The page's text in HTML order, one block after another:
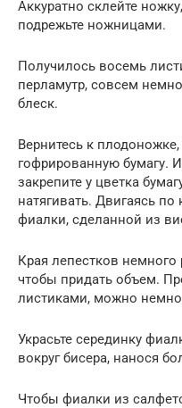
Аккуратно склейте
подрежьте ножницами.
Получилось восемь
перламутр, совсем
блеск.
Вернитесь к
гофрированную бумагу.
закрепите у цветка
натягивать. Двигаясь по
фиалки, сделанной из
Края лепестков немного
чтобы придать объем.
листиками, можно
Украсьте серединку
вокруг бисера, нанося
Чтобы фиалки из